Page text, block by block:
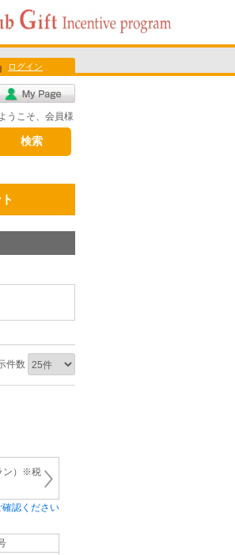
ログイン
うこそ、会員様
検索
件数
ン）※税
認ください